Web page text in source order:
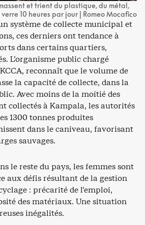
et trient du plastique, du métal,
10 heures par jour | Romeo Mocafico
système de collecte municipal et
ces derniers ont tendance à
dans certains quartiers,
L’organisme public chargé
reconnaît que le volume de
la capacité de collecte, dans la
Avec moins de la moitié des
collectés à Kampala, les autorités
1300 tonnes produites
dans le caniveau, favorisant
sauvages.
le reste du pays, les femmes sont
aux défis résultant de la gestion
: précarité de l’emploi,
des matériaux. Une situation
inégalités.